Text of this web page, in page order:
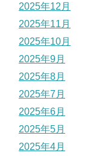
2025年12月
2025年11月
2025年10月
2025年9月
2025年8月
2025年7月
2025年6月
2025年5月
2025年4月